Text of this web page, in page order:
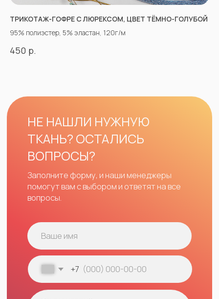
ТРИКОТАЖ-ГОФРЕ С ЛЮРЕКСОМ, ЦВЕТ ТЁМНО-ГОЛУБОЙ
95% полиэстер, 5% эластан, 120г/м
450 р.